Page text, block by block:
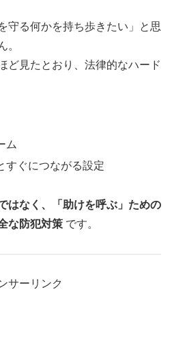
守る何かを持ち歩きたい」と思
。
ど見たとおり、法律的なハード
ム
すぐにつながる設定
はなく、「助けを呼ぶ」ための
な防犯対策 です。
サーリンク